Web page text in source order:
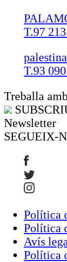
T.97
T.93
Treballa
Newsletter
SEGUEIX-
Política
Política
Avís
Política